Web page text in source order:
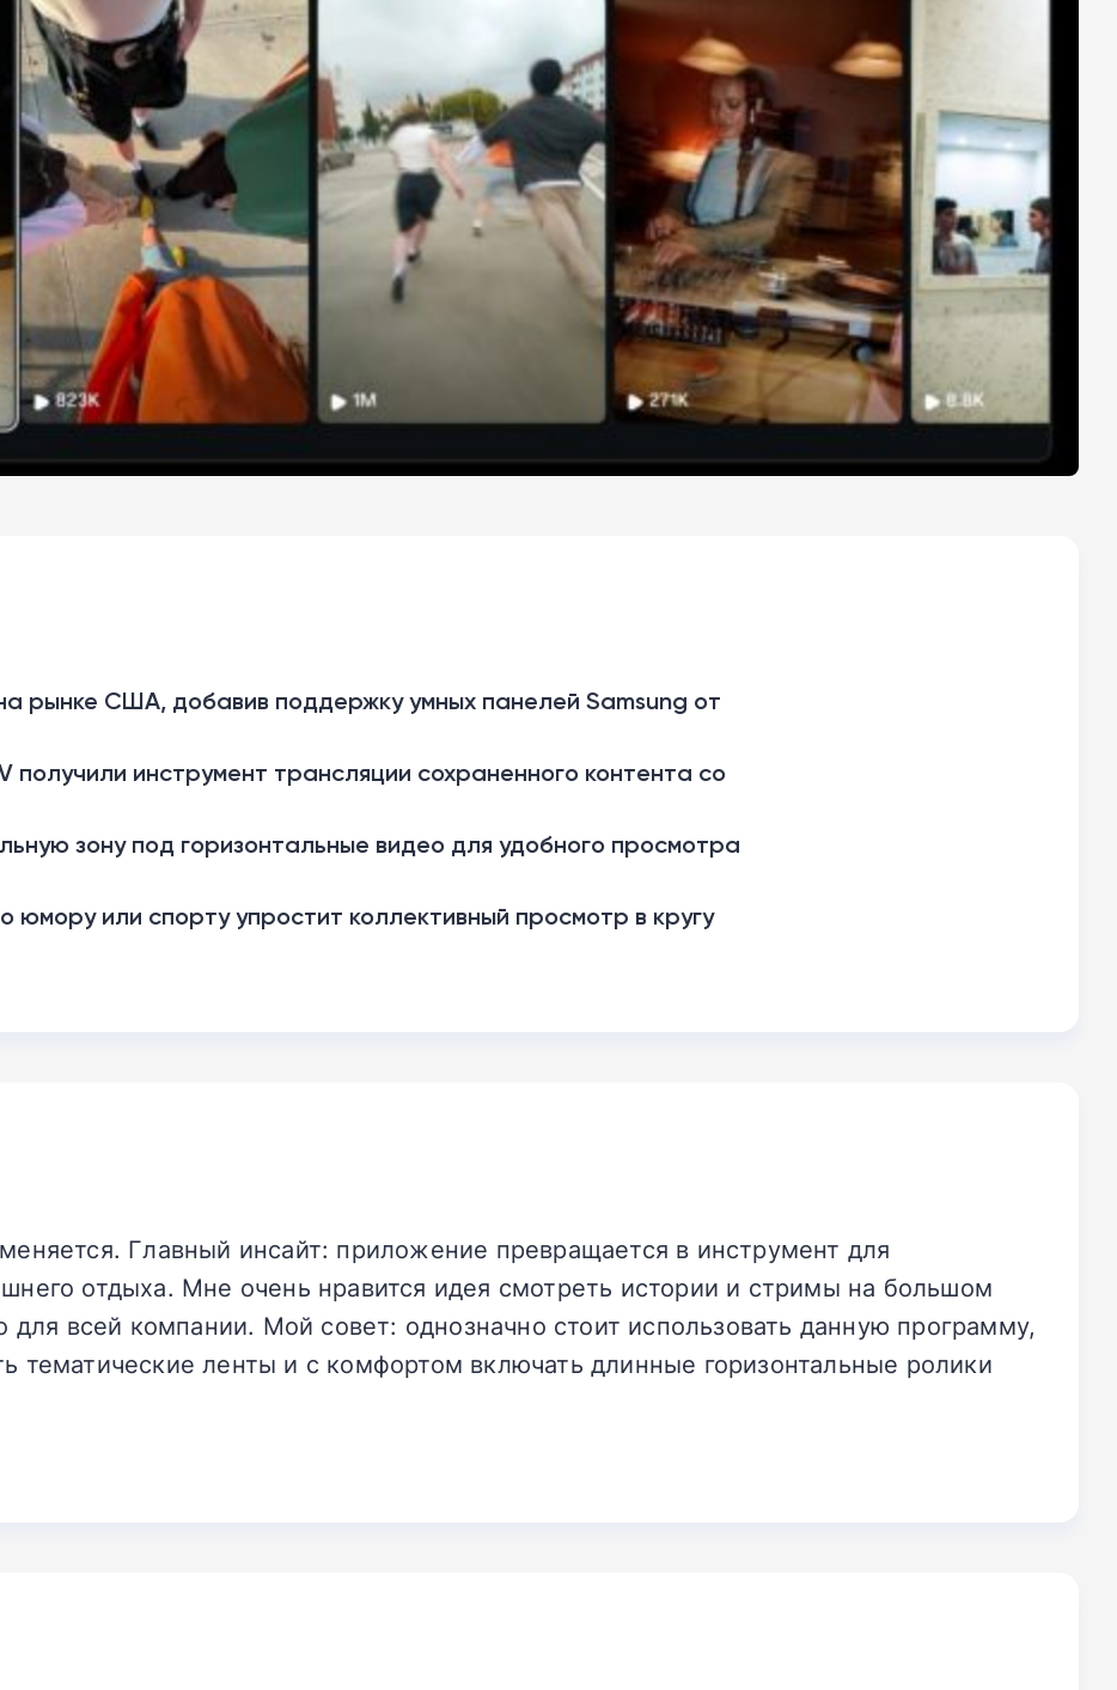
рынке США, добавив поддержку умных панелей Samsung от
получили инструмент трансляции сохраненного контента со
зону под горизонтальные видео для удобного просмотра
юмору или спорту упростит коллективный просмотр в кругу
Главный инсайт: приложение превращается в инструмент для
отдыха. Мне очень нравится идея смотреть истории и стримы на большом
для всей компании. Мой совет: однозначно стоит использовать данную программу,
тематические ленты и с комфортом включать длинные горизонтальные ролики